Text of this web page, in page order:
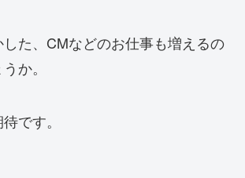
た、CMなどのお仕事も増えるの
か。
です。